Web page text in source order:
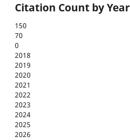
Citation Count by Year
150
70
0
2018
2019
2020
2021
2022
2023
2024
2025
2026